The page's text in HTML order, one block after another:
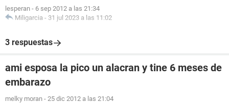
lesperan - 6 sep 2012 a las 21:34
Miligarcia - 31 jul 2023 a las 11:02
3 respuestas
ami esposa la pico un alacran y tine 6 meses de
embarazo
melky moran - 25 dic 2012 a las 21:04